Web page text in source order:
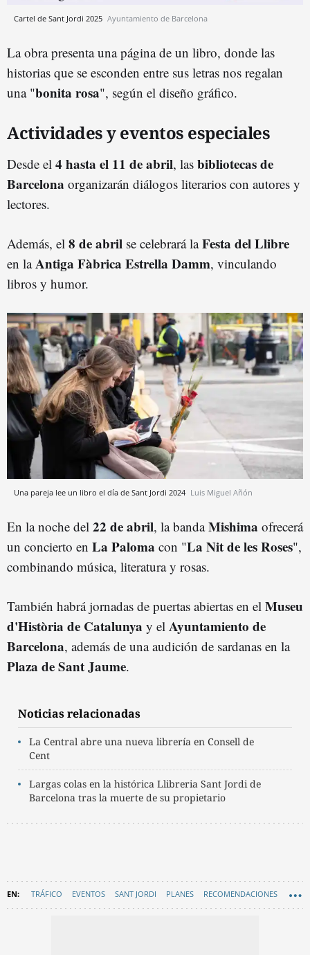
Cartel de Sant Jordi 2025 Ayuntamiento de Barcelona
La obra presenta una página de un libro, donde las
historias que se esconden entre sus letras nos regalan
una "bonita rosa", según el diseño gráfico.
Actividades y eventos especiales
Desde el 4 hasta el 11 de abril, las bibliotecas de
Barcelona organizarán diálogos literarios con autores y
lectores.
Además, el 8 de abril se celebrará laFesta del Llibre
en laAntiga Fàbrica Estrella Damm, vinculando
libros y humor.
Una pareja lee un libro el día de Sant Jordi 2024 Luis Miguel Añón
En la noche del 22 de abril, la bandaMishima ofrecerá
un concierto en La Paloma con "La Nit de les Roses",
combinando música, literatura y rosas.
También habrá jornadas de puertas abiertas en el Museu
d'Història de Catalunya y el Ayuntamiento de
Barcelona, además de una audición de sardanas en la
Plaza de Sant Jaume.
Noticias relacionadas
La Central abre una nueva librería en Consell de
Cent
Largas colas en la histórica Llibreria Sant Jordi de
Barcelona tras la muerte de su propietario
TRÁFICO EVENTOS SANT JORDI PLANES RECOMENDACIONES